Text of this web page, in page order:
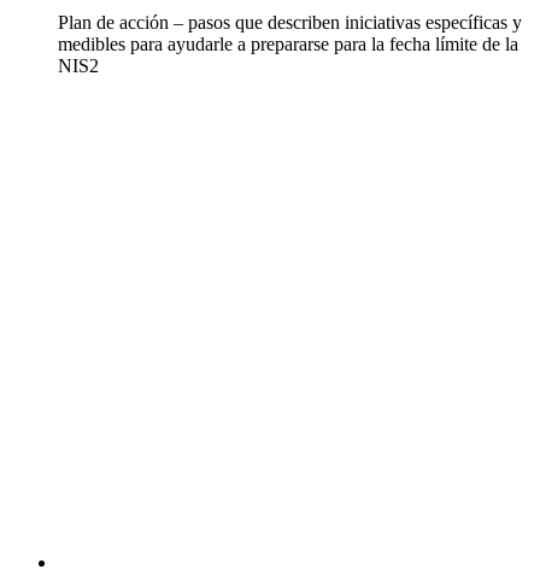
Plan de acción – pasos que describen iniciativas específicas y
medibles para ayudarle a prepararse para la fecha límite de la
NIS2